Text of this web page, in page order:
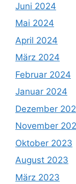
Juni 2024
Mai 2024
April 2024
März 2024
Februar 2024
Januar 2024
Dezember
November
Oktober 2023
August 2023
März 2023